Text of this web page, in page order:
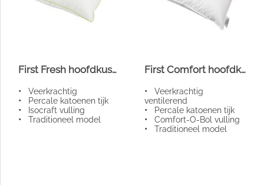
First Fresh hoofdkussen
• Veerkrachtig
• Percale katoenen tijk
• Isocraft vulling
• Traditioneel model
First Comfort hoofdkussen
• Veerkrachtig
ventilerend
• Percale katoenen tijk
• Comfort-O-Bol vulling
• Traditioneel model